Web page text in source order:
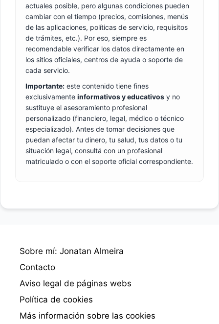
actuales posible, pero algunas condiciones pueden
cambiar con el tiempo (precios, comisiones, menús
de las aplicaciones, políticas de servicio, requisitos
de trámites, etc.). Por eso, siempre es
recomendable verificar los datos directamente en
los sitios oficiales, centros de ayuda o soporte de
cada servicio.
Importante: este contenido tiene fines
exclusivamente informativos y educativos y no
sustituye el asesoramiento profesional
personalizado (financiero, legal, médico o técnico
especializado). Antes de tomar decisiones que
puedan afectar tu dinero, tu salud, tus datos o tu
situación legal, consultá con un profesional
matriculado o con el soporte oficial correspondiente.
Sobre mí: Jonatan Almeira
Contacto
Aviso legal de páginas webs
Política de cookies
Más información sobre las cookies